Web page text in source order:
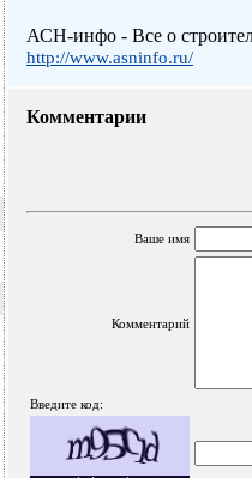
АСН-инфо - Все о
http://www.asninfo.ru/
Комментарии
Ваше имя
Комментарий
Введите код: